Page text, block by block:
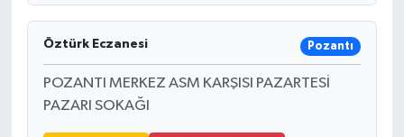
Öztürk Eczanesi Pozantı
POZANTI MERKEZ ASM KARŞISI PAZARTESİ
PAZARI SOKAĞI